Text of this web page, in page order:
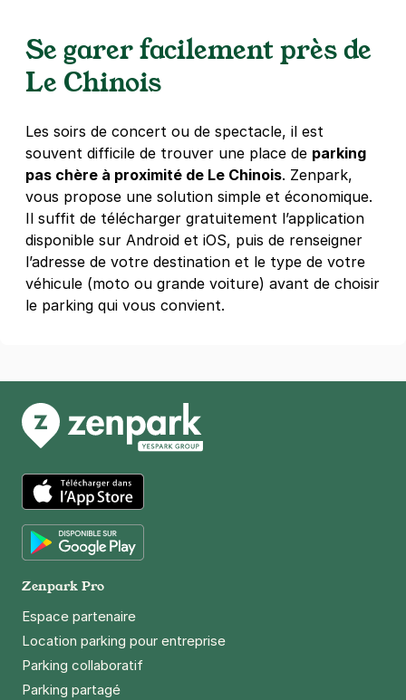
/jour
Réserver
Montreuil - Mairie de Montreuil -
Pasteur
85 rue Victor Hugo
93100Montreuil
4,0(2 avis)
Montreuil - ORT Montreuil - rue
Marceau
59 rue Marceau
93100Montreuil
1,50 €/heure,15 €/jour,
Réserver
+ Abonnements disponibles
Montreuil - Tribunal d'Instance -
Nouveau Théâtre
40 rue Franklin
Se garer facilement près de
Le Chinois
Les soirs de concert ou de spectacle, il est
souvent difficile de trouver une place de parking
pas chère à proximité de Le Chinois. Zenpark,
vous propose une solution simple et économique.
Il suffit de télécharger gratuitement l’application
disponible sur Android et iOS, puis de renseigner
l’adresse de votre destination et le type de votre
véhicule (moto ou grande voiture) avant de choisir
le parking qui vous convient.
App Store
Zenpark Pro
Espace partenaire
Location parking pour entreprise
Parking collaboratif
Parking partagé